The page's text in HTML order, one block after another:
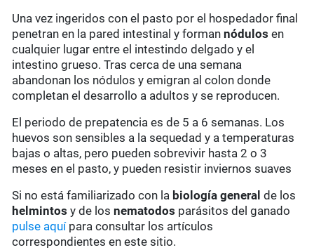
Una vez ingeridos con el pasto por el hospedador final
penetran en la pared intestinal y formannódulos en
cualquier lugar entre el intestindo delgado y el
intestino grueso. Tras cerca de una semana
abandonan los nódulos y emigran al colon donde
completan el desarrollo a adultos y se reproducen.
El periodo de prepatencia es de 5 a 6 semanas. Los
huevos son sensibles a la sequedad y a temperaturas
bajas o altas, pero pueden sobrevivir hasta 2 o 3
meses en el pasto, y pueden resistir inviernos suaves
Si no está familiarizado con la biología generalde los
helmintos y de losnematodos parásitos del ganado
pulse aquípara consultar los artículos
correspondientes en este sitio.